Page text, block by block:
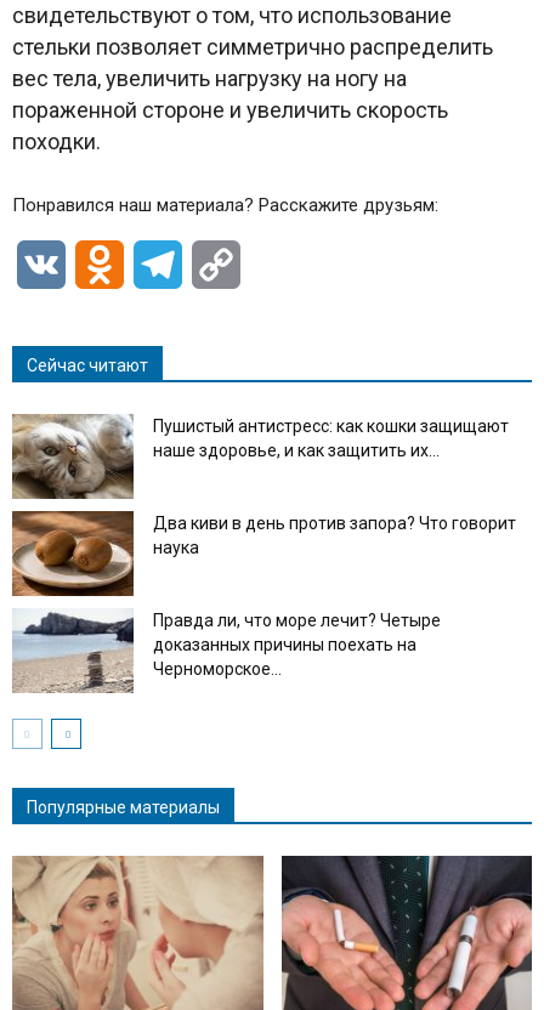
свидетельствуют о том, что использование
стельки позволяет симметрично распределить
вес тела, увеличить нагрузку на ногу на
пораженной стороне и увеличить скорость
походки.
Понравился наш материала? Расскажите друзьям:
VK Odnoklassniki
Telegram
Сейчас читают
Пушистый антистресс: как кошки защищают
наше здоровье, и как защитить их...
Два киви в день против запора? Что говорит
наука
Правда ли, что море лечит? Четыре
доказанных причины поехать на
Черноморское...
Популярные материалы